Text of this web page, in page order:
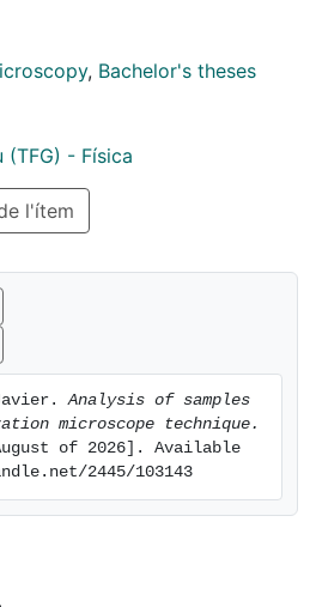
, Bachelor's theses
(TFG) - Física
l'ítem
Javier. Analysis of samples
microscope technique.
of 2026]. Available
2445/103143